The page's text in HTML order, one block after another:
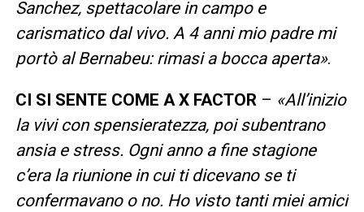
Sanchez, spettacolare in campo e
carismatico dal vivo. A 4 anni mio padre mi
portò al Bernabeu: rimasi a bocca aperta».
CI SI SENTE COME A X FACTOR – «All’inizio
la vivi con spensieratezza, poi subentrano
ansia e stress. Ogni anno a fine stagione
c’era la riunione in cui ti dicevano se ti
confermavano o no. Ho visto tanti miei amici